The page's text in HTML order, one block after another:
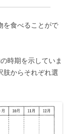
を食べることがで
時期を示していま
からそれぞれ選